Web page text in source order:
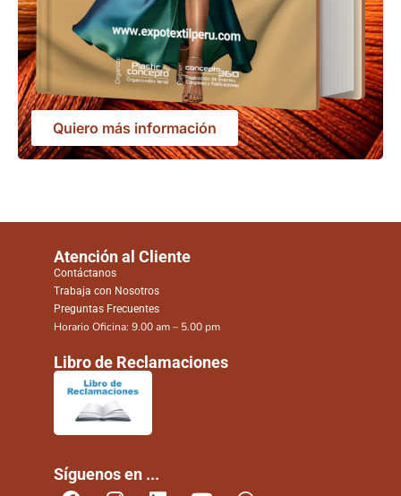
Quiero más información
Atención al Cliente
Contáctanos
Trabaja con Nosotros
Preguntas Frecuentes
Horario Oficina: 9.00 am – 5.00 pm
Libro de Reclamaciones
Síguenos en ...